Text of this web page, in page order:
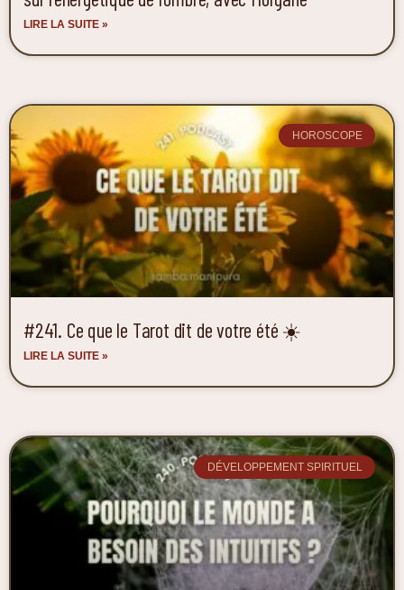
LIRE LA SUITE »
HOROSCOPE
#241. Ce que le Tarot dit de votre été ☀️
LIRE LA SUITE »
DÉVELOPPEMENT SPIRITUEL